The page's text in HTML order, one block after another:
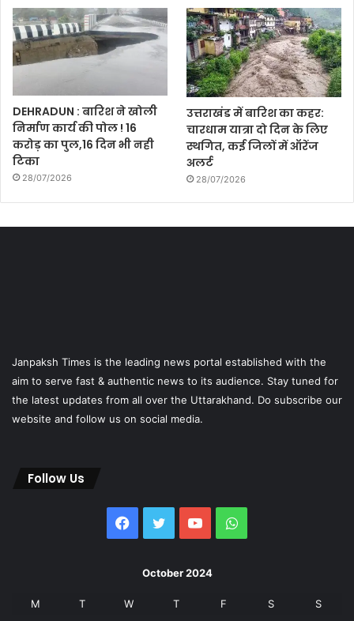
DEHRADUN : बारिश ने खोली
निर्माण कार्य की पोल ! 16
करोड़ का पुल,16 दिन भी नही
टिका
28/07/2026
उत्तराखंड में बारिश का कहर:
चारधाम यात्रा दो दिन के लिए
स्थगित, कई जिलों में ऑरेंज
अलर्ट
28/07/2026
Janpaksh Times is the leading news portal established with the
aim to serve fast & authentic news to its audience. Stay tuned for
the latest updates from all over the Uttarakhand. Do subscribe our
website and follow us on social media.
Follow Us
Facebook
Twitter YouTubeWhatsApp
October 2024
M T W T F S S